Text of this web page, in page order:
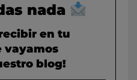
nada
en tu
vayamos
blog!